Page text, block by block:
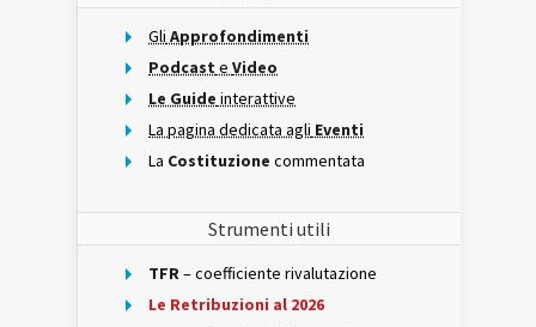
Gli Approfondimenti
Podcast e Video
Le Guide interattive
La pagina dedicata agli Eventi
La Costituzione commentata
Strumenti utili
TFR– coefficiente rivalutazione
Le Retribuzioni al 2026